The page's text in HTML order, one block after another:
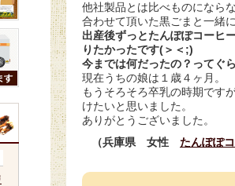
他社製品とは比べものになら
合わせて頂いた黒ごまと一緒
出産後ずっとたんぽぽコーヒ
りたかったです(＞＜;)
今までは何だったの？ってぐ
現在うちの娘は１歳４ヶ月。
もうそろそろ卒乳の時期です
けたいと思いました。
ありがとうございました。
（兵庫県 女性 たんぽぽ